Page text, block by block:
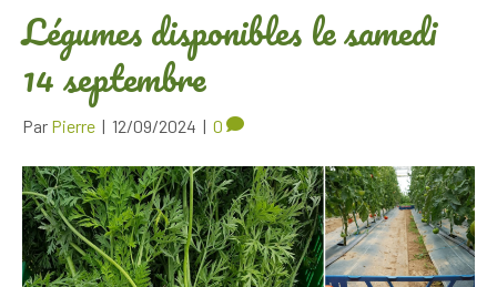
Légumes disponibles le samedi
14 septembre
Par Pierre | 12/09/2024 | 0